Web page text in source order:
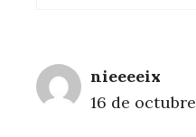
nieeeeix
16 de